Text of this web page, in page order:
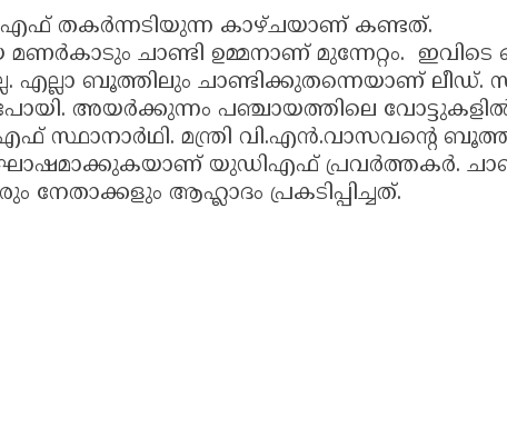
തകര്‍ന്നടിയുന്ന കാഴ്ചയാണ് കണ്ടത്.
ചാണ്ടി ഉമ്മനാണ് മുന്നേറ്റം. ഇവിടെ
എല്ലാ ബൂത്തിലും ചാണ്ടിക്കുതന്നെയാണ് ലീഡ്.
അയര്‍ക്കുന്നം പഞ്ചായത്തിലെ
സ്ഥാനാര്‍ഥി. മന്ത്രി വി.എന്‍.വാസവന്റെ
യുഡിഎഫ് പ്രവര്‍ത്തകര്‍.
നേതാക്കളും ആഹ്ലാദം പ്രകടിപ്പിച്ചത്.